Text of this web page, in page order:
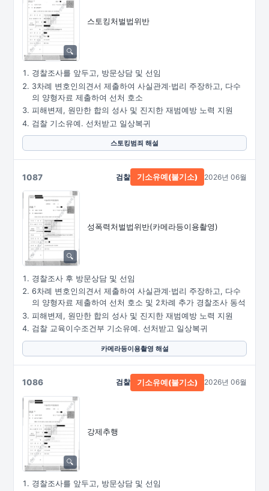
스토킹처벌법위반
경찰조사를 앞두고, 방문상담 및 선임
3차례 변호인의견서 제출하여 사실관계·법리 주장하고, 다수
의 양형자료 제출하여 선처 호소
피해변제, 원만한 합의 성사 및 진지한 재범예방 노력 지원
검찰 기소유예. 선처받고 일상복귀
스토킹범죄 해설
1087
성폭력처벌법위반(카메라등이용촬영)
검찰 기소유예(불기소) 2026년 06월
경찰조사 후 방문상담 및 선임
6차례 변호인의견서 제출하여 사실관계·법리 주장하고, 다수
의 양형자료 제출하여 선처 호소 및 2차례 추가 경찰조사 동석
피해변제, 원만한 합의 성사 및 진지한 재범예방 노력 지원
검찰 교육이수조건부 기소유예. 선처받고 일상복귀
카메라등이용촬영 해설
1086
강제추행
검찰 기소유예(불기소) 2026년 06월
경찰조사를 앞두고, 방문상담 및 선임